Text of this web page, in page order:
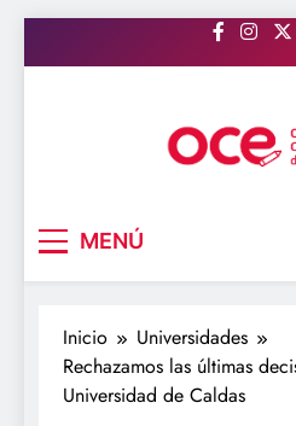
al
MENÚ
Inicio
Universidades
Rechazamos las últimas
Universidad de Caldas